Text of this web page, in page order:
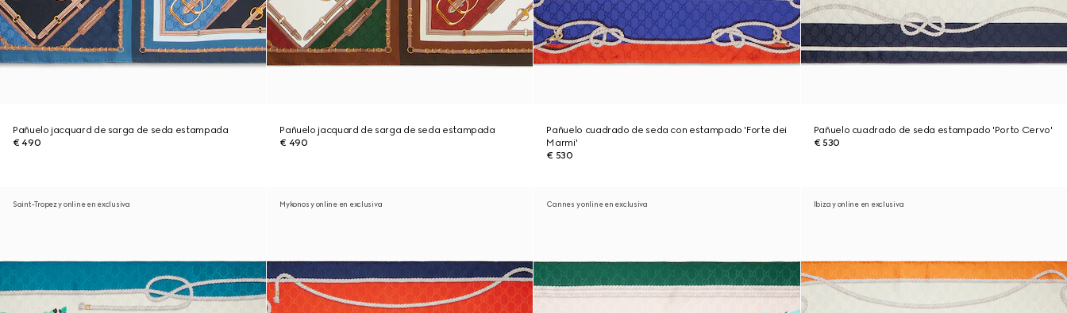
Pañuelo jacquard de sarga de seda estampada
€ 490
Pañuelo jacquard de sarga de seda estampada
€ 490
Pañuelo cuadrado de seda con estampado 'Forte dei
Marmi'
€ 530
Pañuelo cuadrado de seda estampado 'Porto Cervo'
€ 530
Saint-Tropez y online en exclusiva Mykonos y online en exclusiva Cannes y online en exclusiva Ibiza y online en exclusiva